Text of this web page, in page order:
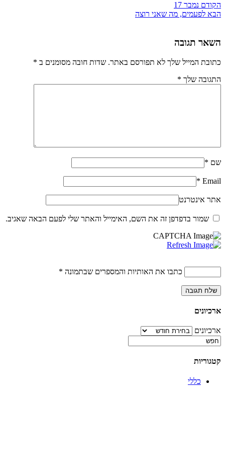
הקודם נמבר 17
הבא לפעמים, מה שאני רוצה
השאר תגובה
כתובת המייל שלך לא תפורסם באתר. שדות חובה מסומנים ב *
התגובה שלך *
שם *
Email
*
אתר אינטרנט
שמור בדפדפן זה את השם, האימייל והאתר שלי לפעם הבאה שאגיב.
כתבו את האותיות והמספרים שבתמונה *
ארכיונים
ארכיונים
קטגוריות
כללי